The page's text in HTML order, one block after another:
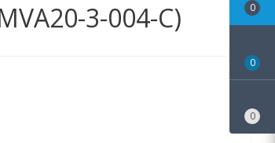
3-004-C) 0
0
0